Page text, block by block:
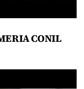
CONIL